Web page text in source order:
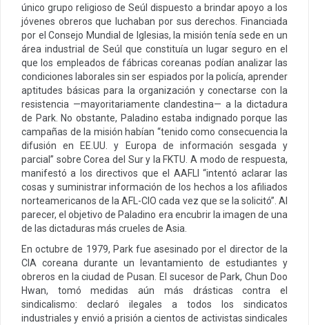
único grupo religioso de Seúl dispuesto a brindar apoyo a los
jóvenes obreros que luchaban por sus derechos. Financiada
por el Consejo Mundial de Iglesias, la misión tenía sede en un
área industrial de Seúl que constituía un lugar seguro en el
que los empleados de fábricas coreanas podían analizar las
condiciones laborales sin ser espiados por la policía, aprender
aptitudes básicas para la organización y conectarse con la
resistencia —mayoritariamente clandestina— a la dictadura
de Park. No obstante, Paladino estaba indignado porque las
campañas de la misión habían “tenido como consecuencia la
difusión en EE.UU. y Europa de información sesgada y
parcial” sobre Corea del Sur y la FKTU. A modo de respuesta,
manifestó a los directivos que el AAFLI “intentó aclarar las
cosas y suministrar información de los hechos a los afiliados
norteamericanos de la AFL-CIO cada vez que se la solicitó”. Al
parecer, el objetivo de Paladino era encubrir la imagen de una
de las dictaduras más crueles de Asia.
En octubre de 1979, Park fue asesinado por el director de la
CIA coreana durante un levantamiento de estudiantes y
obreros en la ciudad de Pusan. El sucesor de Park, Chun Doo
Hwan, tomó medidas aún más drásticas contra el
sindicalismo: declaró ilegales a todos los sindicatos
industriales y envió a prisión a cientos de activistas sindicales